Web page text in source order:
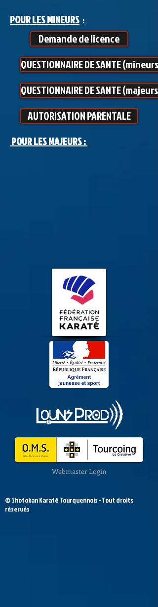
POUR LES MINEURS :
Demande de licence
QUESTIONNAIRE DE SANTE (mineurs)
QUESTIONNAIRE DE SANTE (majeurs)
AUTORISATION PARENTALE
POUR LES MAJEURS :
Webmaster Login
© Shotokan Karaté Tourquennois - Tout droits
réservés